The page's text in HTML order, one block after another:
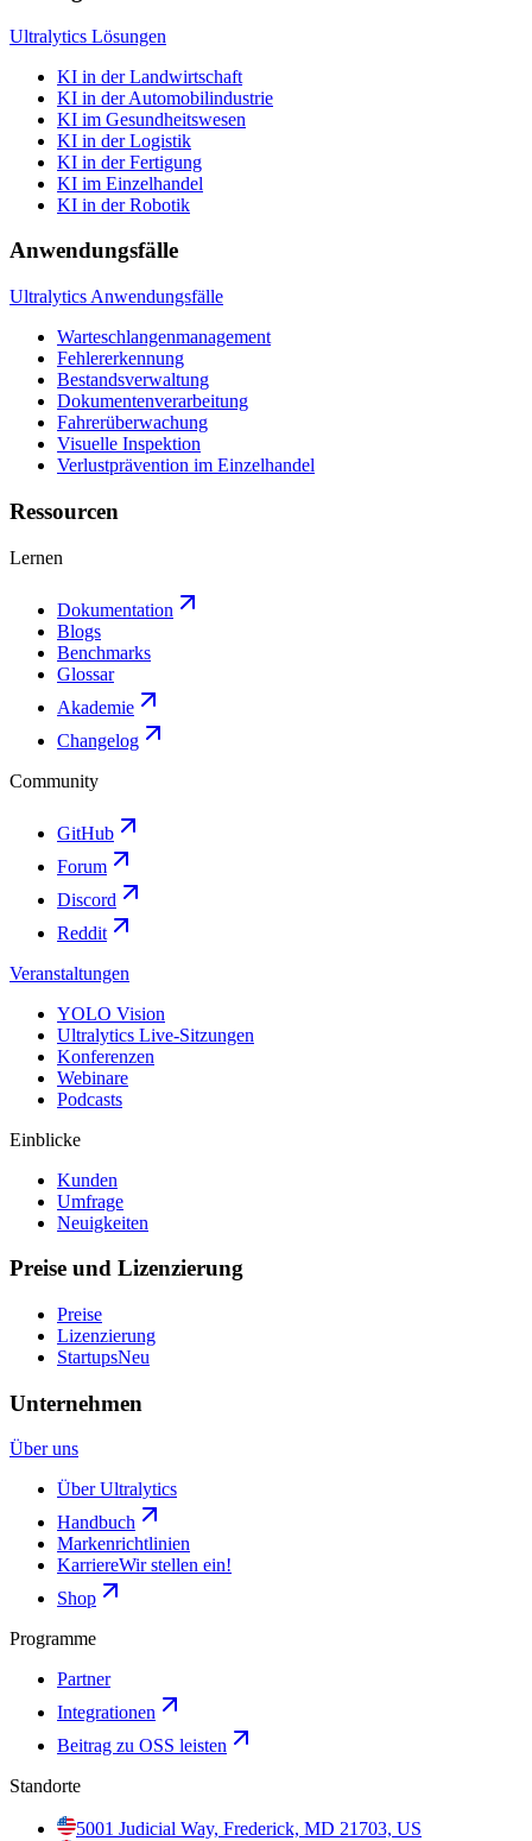
Ultralytics Lösungen
KI in der Landwirtschaft
KI in der Automobilindustrie
KI im Gesundheitswesen
KI in der Logistik
KI in der Fertigung
KI im Einzelhandel
KI in der Robotik
Anwendungsfälle
Ultralytics Anwendungsfälle
Warteschlangenmanagement
Fehlererkennung
Bestandsverwaltung
Dokumentenverarbeitung
Fahrerüberwachung
Visuelle Inspektion
Verlustprävention im Einzelhandel
Ressourcen
Lernen
Dokumentation
Blogs
Benchmarks
Glossar
Akademie
Changelog
Community
GitHub
Forum
Discord
Reddit
Veranstaltungen
YOLO Vision
Ultralytics Live-Sitzungen
Konferenzen
Webinare
Podcasts
Einblicke
Kunden
Umfrage
Neuigkeiten
Preise und Lizenzierung
Preise
Lizenzierung
StartupsNeu
Unternehmen
Über uns
Über Ultralytics
Handbuch
Markenrichtlinien
KarriereWir stellen ein!
Shop
Programme
Partner
Integrationen
Beitrag zu OSS leisten
Standorte
5001 Judicial Way, Frederick, MD 21703, US